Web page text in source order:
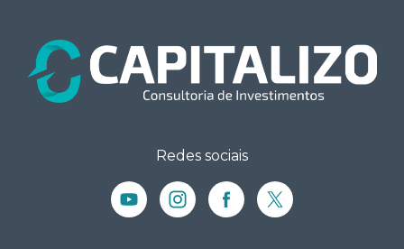
Redes sociais